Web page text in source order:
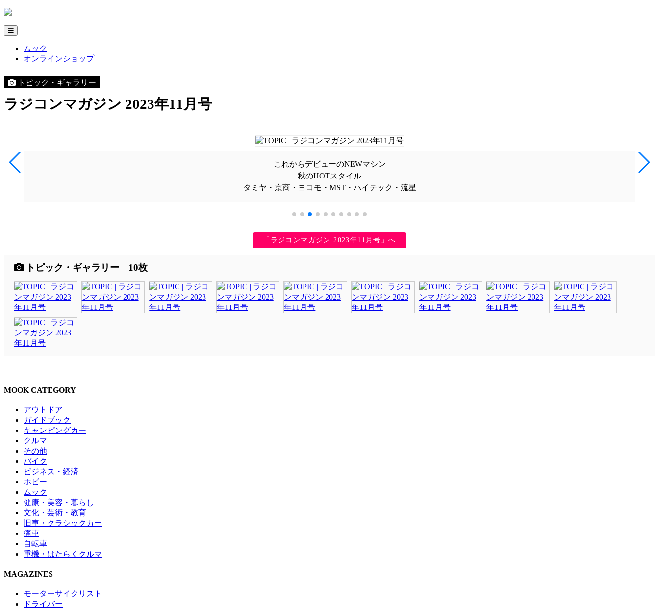
ムック
オンラインショップ
トピック・ギャラリー
ラジコンマガジン 2023年11月号
これからデビューのNEWマシン
秋のHOTスタイル
タミヤ・京商・ヨコモ・MST・ハイテック・流星
「ラジコンマガジン 2023年11月号」へ
トピック・ギャラリー 10枚
MOOK CATEGORY
アウトドア
ガイドブック
キャンピングカー
クルマ
その他
バイク
ビジネス・経済
ホビー
ムック
健康・美容・暮らし
文化・芸術・教育
旧車・クラシックカー
痛車
自転車
重機・はたらくクルマ
MAGAZINES
モーターサイクリスト
ドライバー